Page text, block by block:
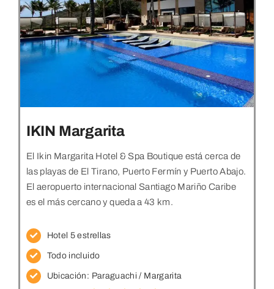
IKIN Margarita
El Ikin Margarita Hotel & Spa Boutique está cerca de
las playas de El Tirano, Puerto Fermín y Puerto Abajo.
El aeropuerto internacional Santiago Mariño Caribe
es el más cercano y queda a 43 km.
Hotel 5 estrellas
Todo incluido
Ubicación: Paraguachi / Margarita